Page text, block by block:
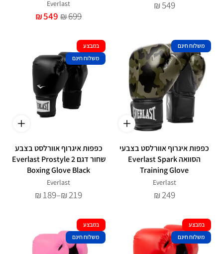
₪549
Everlast
₪549 ₪699
משלוח חינם
כפפות איגרוף אוורלסט בצבעי
הסוואה Everlast Spark
Training Glove
Everlast
₪249
במבצע
משלוח חינם
כפפות איגרוף אוורלסט בצבע
שחור דגם Everlast Prostyle 2
Boxing Glove Black
Everlast
₪ 189–₪219
טווח
⁦₪219⁩
במבצע
משלוח חינם
במבצע
משלוח חינם